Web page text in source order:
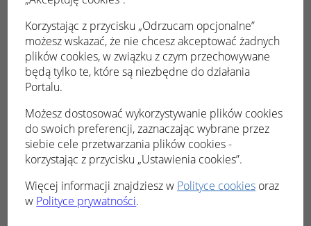
Płatność Blue Media
Płatność KIR ( Paybynet)
Dokonane wpłaty
Tryb demo
Powiadomienia
Konsultacje społeczne
Podgląd konsultacji
Udział w konsultacjach
Zgłaszanie konsultacji
Moje dane
Korzystając z przycisku „Odrzucam opcjonalne”
możesz wskazać, że nie chcesz akceptować żadnych
plików cookies, w związku z czym przechowywane
będą tylko te, które są niezbędne do działania
Portalu.
Możesz dostosować wykorzystywanie plików cookies
do swoich preferencji, zaznaczając wybrane przez
siebie cele przetwarzania plików cookies -
korzystając z przycisku „Ustawienia cookies”.
Więcej informacji znajdziesz w Polityce cookies oraz
w Polityce prywatności.